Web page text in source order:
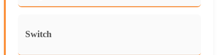
Switch